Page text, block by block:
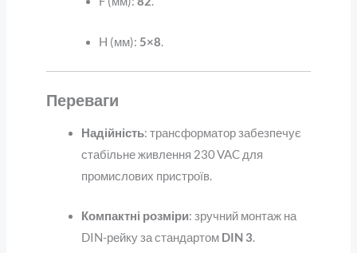
H (мм): 5×8.
Переваги
Надійність: трансформатор забезпечує
стабільне живлення 230 VAC для
промислових пристроїв.
Компактні розміри: зручний монтаж на
DIN-рейку за стандартом DIN 3.